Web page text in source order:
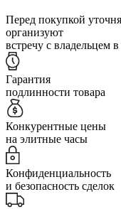
Перед покупкой
организуют
встречу с владельцем
Гарантия
подлинности товара
Конкурентные цены
на элитные часы
Конфиденциальность
и безопасность сделок